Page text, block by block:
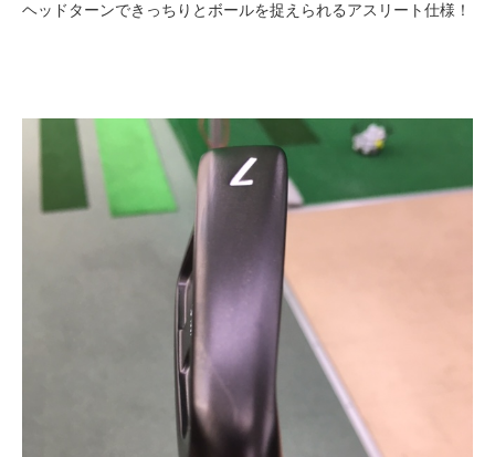
ヘッドターンできっちりとボールを捉えられるアスリート仕様！